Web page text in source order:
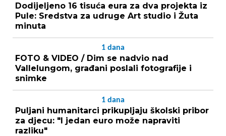
Dodijeljeno 16 tisuća eura za dva projekta iz
Pule: Sredstva za udruge Art studio i Žuta
minuta
1 dana
FOTO & VIDEO / Dim se nadvio nad
Vallelungom, građani poslali fotografije i
snimke
1 dana
Puljani humanitarci prikupljaju školski pribor
za djecu: "I jedan euro može napraviti
razliku"